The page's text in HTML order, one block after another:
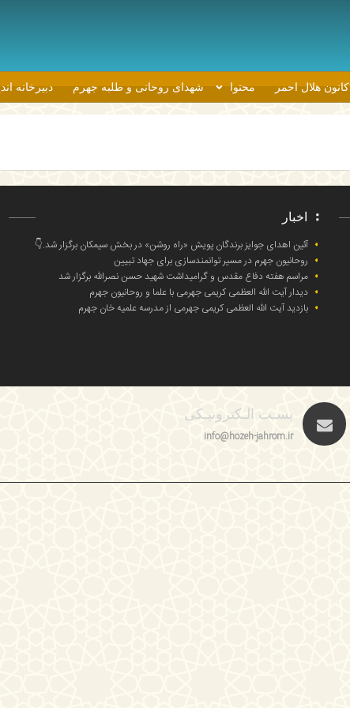
کانون هلال احمر محتوا شهدای روحانی و طلبه جهرم دبیرخانه
اخبار
آئین اهدای جوایز برندگان پویش «راه روشن» در بخش سیمکان برگزار شد.👇
روحانیون جهرم در مسیر توانمندسازی برای جهاد تبیین
مراسم هفته دفاع مقدس و گرامیداشت شهید حسن نصرالله برگزار شد
دیدار آیت الله العظمی کریمی جهرمی با علما و روحانیون جهرم
بازدید آیت الله العظمی کریمی جهرمی از مدرسه علمیه خان جهرم
پسـت الـکترونیـکی
info@hozeh-jahrom.ir